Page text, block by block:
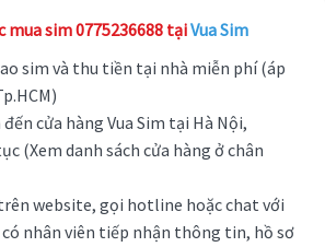
mua sim 0775236688 tạiVua Sim
sim và thu tiền tại nhà miễn phí (áp
đến cửa hàng Vua Sim tại Hà Nội,
(Xem danh sách cửa hàng ở chân
website, gọi hotline hoặc chat với
có nhân viên tiếp nhận thông tin, hồ sơ